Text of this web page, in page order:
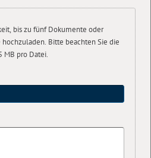
bis zu fünf Dokumente oder
Bitte beachten Sie die
MB pro Datei.